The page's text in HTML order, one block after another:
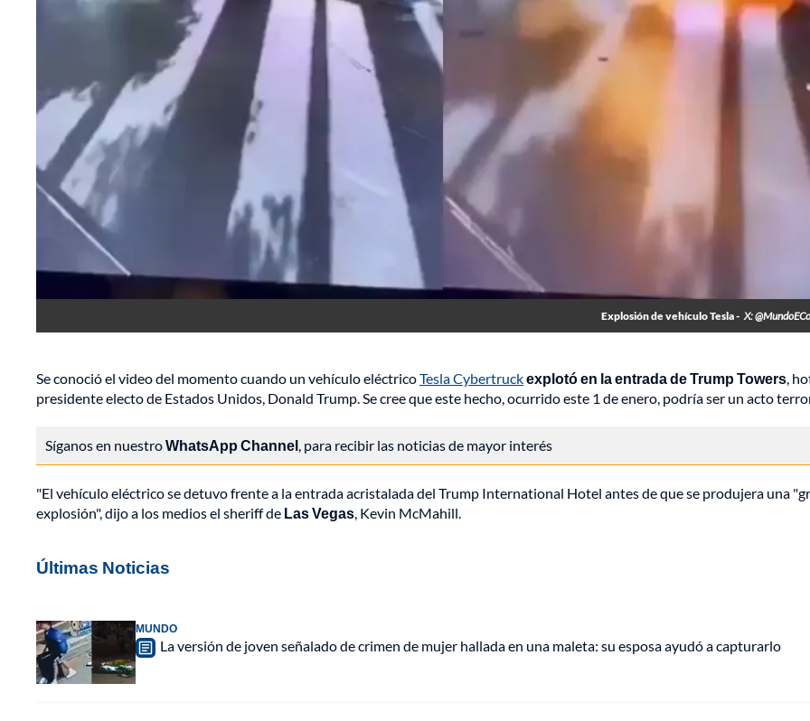
Explosión de vehículo Tesla - X:
Se conoció el video del momento cuando un vehículo eléctricoTesla Cybertruckexplotó en la entrada de Trump Towers,
presidente electo de Estados Unidos, Donald Trump. Se cree que este hecho, ocurrido este 1 de enero, podría ser un acto
Síganos en nuestroWhatsApp Channel, para recibir las noticias de mayor interés
"El vehículo eléctrico se detuvo frente a la entrada acristalada del Trump International Hotel antes de que se produjera una
explosión", dijo a los medios el sheriff de Las Vegas, Kevin McMahill.
Últimas Noticias
MUNDO
La versión de joven señalado de crimen de mujer hallada en una maleta: su esposa ayudó a capturarlo